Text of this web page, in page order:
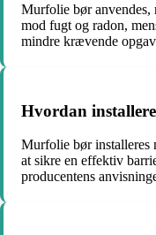
Murfolie bør anvendes,
mod fugt og radon,
mindre krævende
Hvordan
Murfolie bør installeres
at sikre en effektiv
producentens